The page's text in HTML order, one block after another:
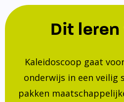
Dit
Kaleidoscoop gaat
onderwijs in een veilig
pakken